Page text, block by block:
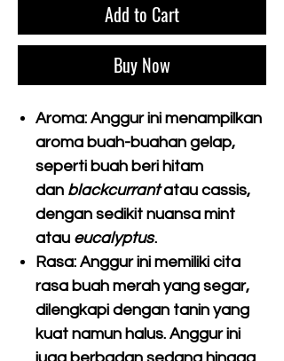
Add to Cart
Buy Now
Aroma: Anggur ini menampilkan
aroma buah-buahan gelap,
seperti buah beri hitam
dan blackcurrantatau cassis,
dengan sedikit nuansa mint
atau eucalyptus.
Rasa: Anggur ini memiliki cita
rasa buah merah yang segar,
dilengkapi dengan tanin yang
kuat namun halus. Anggur ini